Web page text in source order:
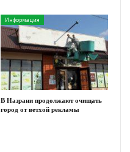
Информация
В Назрани продолжают очищать
город от ветхой рекламы